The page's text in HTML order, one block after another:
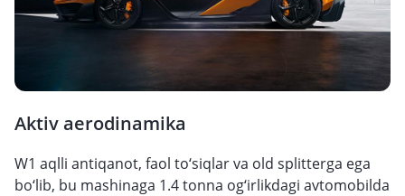
Aktiv aerodinamika
W1 aqlli antiqanot, faol to‘siqlar va old splitterga ega
bo‘lib, bu mashinaga 1.4 tonna og‘irlikdagi avtomobilda